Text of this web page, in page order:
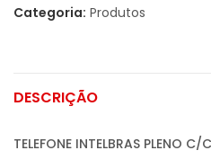
Categoria: Produtos
DESCRIÇÃO
TELEFONE INTELBRAS PLENO